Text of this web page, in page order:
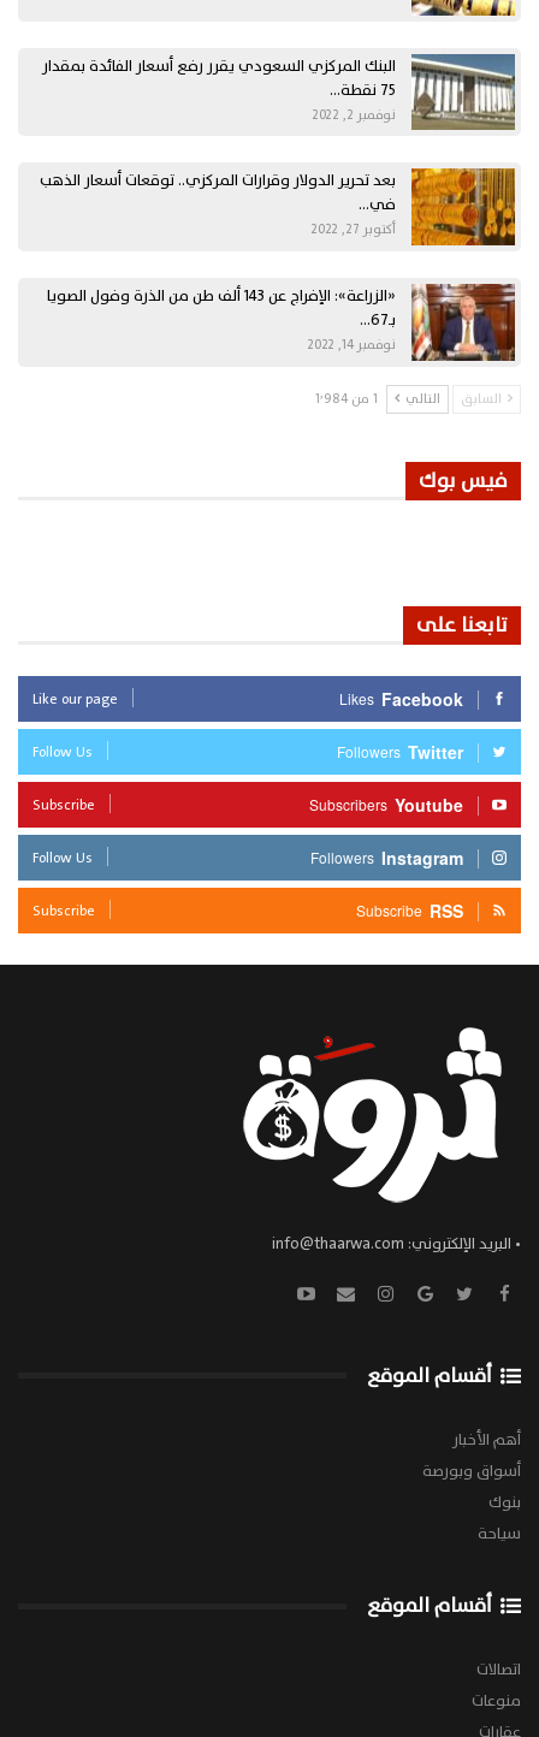
البنك المركزي السعودي يقرر رفع أسعار الفائدة بمقدار
75 نقطة…
نوفمبر 2, 2022
بعد تحرير الدولار وقرارات المركزي.. توقعات أسعار الذهب
في…
أكتوبر 27, 2022
«الزراعة»: الإفراج عن 143 ألف طن من الذرة وفول الصويا
بـ67…
نوفمبر 14, 2022
السابق التالي 1 من 1٬984
فيس بوك
تابعنا على
Facebook
Likes
Like our page
Twitter
Followers
Follow Us
Youtube
Subscribers
Subscribe
Instagram
Followers
Follow Us
RSS
Subscribe
Subscribe
• البريد الإلكتروني: info@thaarwa.com
أقسام الموقع
أهم الأخبار
أسواق وبورصة
بنوك
سياحة
أقسام الموقع
اتصالات
منوعات